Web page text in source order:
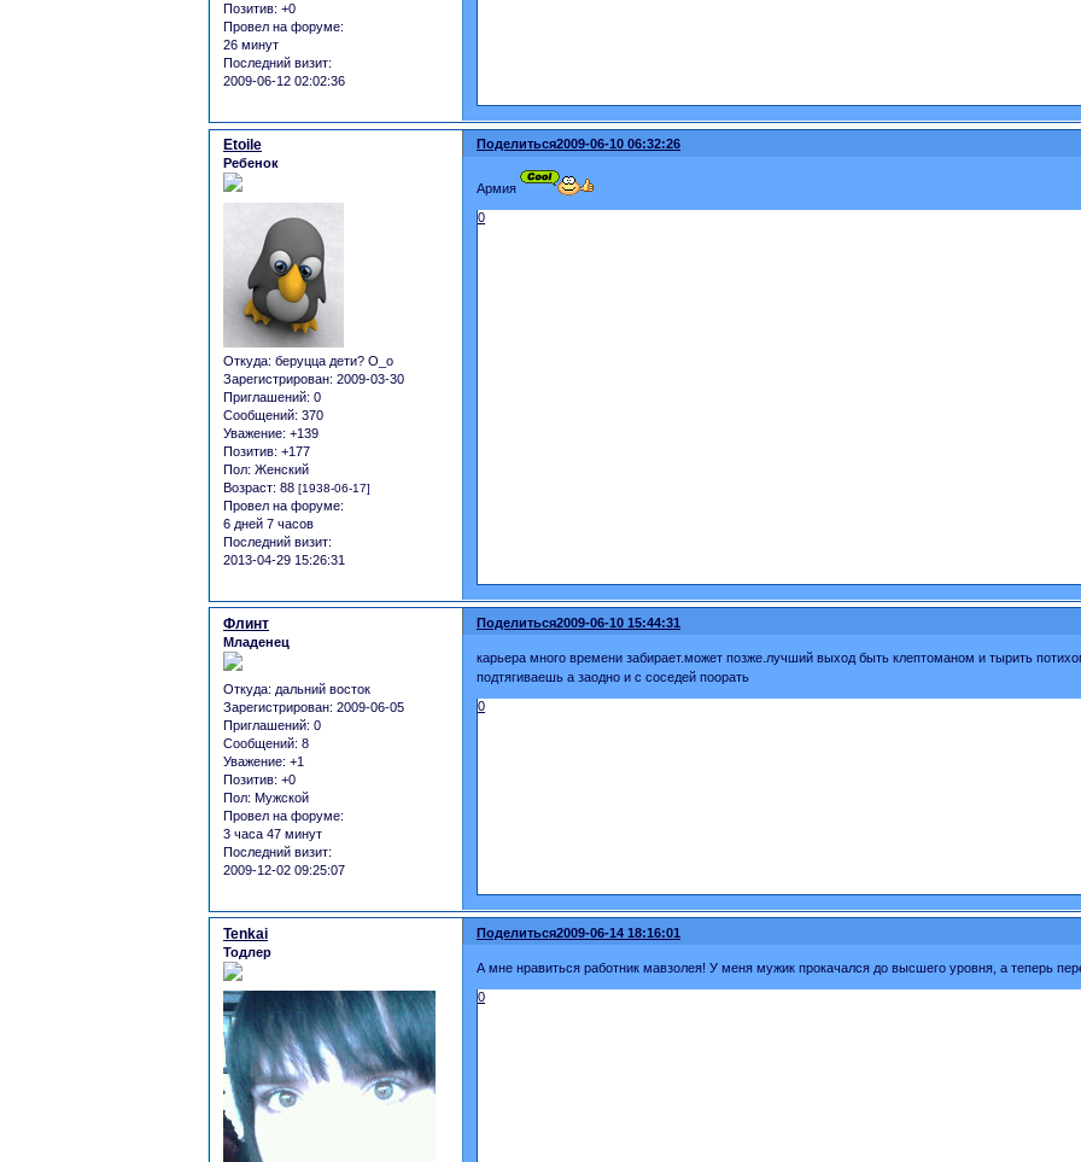
Позитив: +0
Провел на форуме:
26 минут
Последний визит:
2009-06-12 02:02:36
Поделиться2009-06-10 06:32:26
Etoile
Ребенок
Откуда: беруцца дети? О_о
Зарегистрирован: 2009-03-30
Приглашений: 0
Сообщений: 370
Уважение: +139
Позитив: +177
Пол: Женский
Возраст: 88 [1938-06-17]
Провел на форуме:
6 дней 7 часов
Последний визит:
2013-04-29 15:26:31
Армия
0
Поделиться2009-06-10 15:44:31
Флинт
Младенец
Откуда: дальний восток
Зарегистрирован: 2009-06-05
Приглашений: 0
Сообщений: 8
Уважение: +1
Позитив: +0
Пол: Мужской
Провел на форуме:
3 часа 47 минут
Последний визит:
2009-12-02 09:25:07
карьера много времени забирает.может позже.лучший выход быть клептоманом и тырить
подтягиваешь а заодно и с соседей поорать
0
Поделиться2009-06-14 18:16:01
Tenkai
Тодлер
А мне нравиться работник мавзолея! У меня мужик прокачался до высшего уровня, а теперь
0